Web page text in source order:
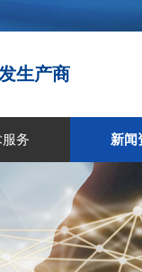
生产商
务 新闻